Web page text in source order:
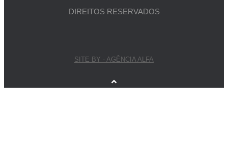
DIREITOS RESERVADOS
SITE BY - AGÊNCIA ALFA